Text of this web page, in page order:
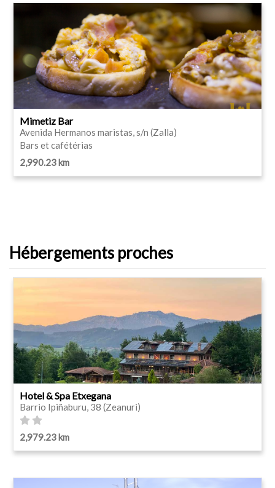
Mimetiz Bar
Avenida Hermanos maristas, s/n (Zalla)
Bars et cafétérias
2,990.23 km
Hébergements proches
Hotel & Spa Etxegana
Barrio Ipiñaburu, 38 (Zeanuri)
2,979.23 km